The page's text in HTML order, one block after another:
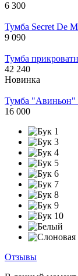
6 300
Тумба Secret De
9 090
Тумба
42 240
Новинка
Тумба "Авиньон"
16 000
Отзывы